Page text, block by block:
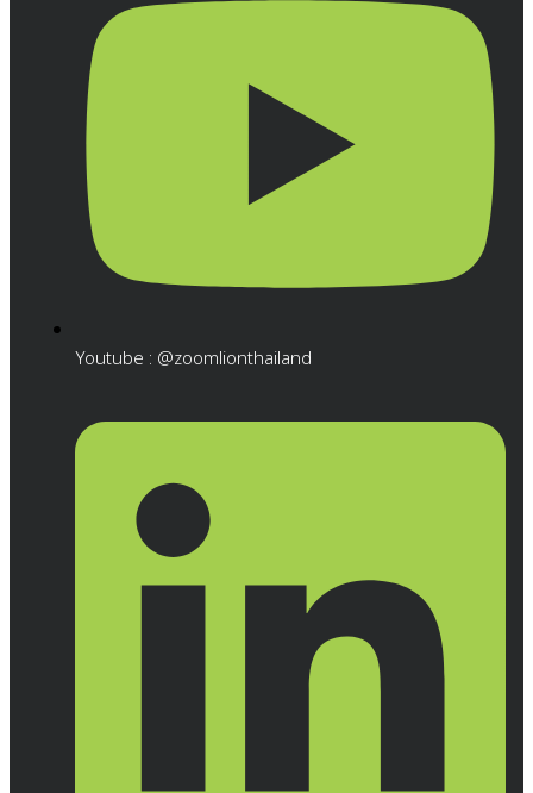
Youtube : @zoomlionthailand